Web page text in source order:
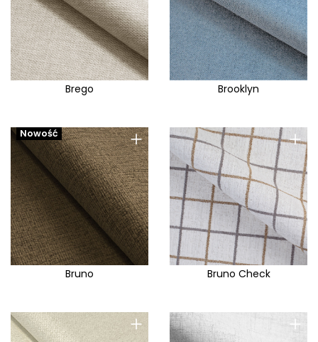
Brego Brooklyn
+
Nowość
Bruno
+
Bruno Check
+ +